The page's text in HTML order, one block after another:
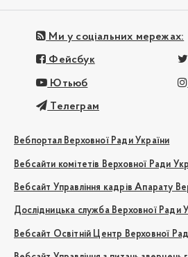
Ми у соціальних мережах:
Фейсбук
Ютьюб
Телеграм
Вебпортал Верховної Ради України
Вебсайти комітетів Верховної Ради
Вебсайт Управління кадрів Апарату
Дослідницька служба Верховної Ради
Вебсайт Освітній Центр Верховної